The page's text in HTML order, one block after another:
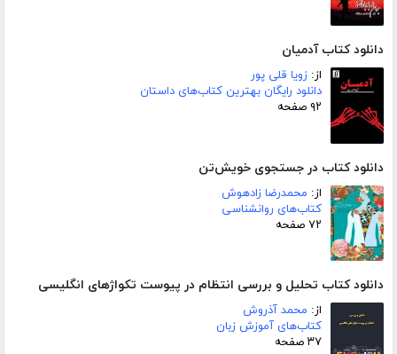
دانلود کتاب آدمیان
از: زویا قلی پور
دانلود رایگان بهترین کتاب‌های داستان
۹۲ صفحه
دانلود کتاب در جستجوی خویش‌تن
از: محمدرضا زادهوش
کتاب‌های روانشناسی
۷۲ صفحه
دانلود کتاب تحلیل و بررسی انتظام در پیوست تکواژهای انگلیسی
از: محمد آذروش
کتاب‌های آموزش زبان
۳۷ صفحه